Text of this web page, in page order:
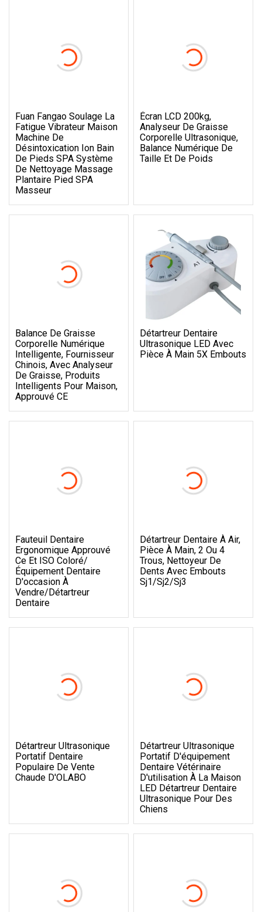
Fuan Fangao Soulage La
Fatigue Vibrateur Maison
Machine De
Désintoxication Ion Bain
De Pieds SPA Système
De Nettoyage Massage
Plantaire Pied SPA
Masseur
Écran LCD 200kg,
Analyseur De Graisse
Corporelle Ultrasonique,
Balance Numérique De
Taille Et De Poids
Balance De Graisse
Corporelle Numérique
Intelligente, Fournisseur
Chinois, Avec Analyseur
De Graisse, Produits
Intelligents Pour Maison,
Approuvé CE
Détartreur Dentaire
Ultrasonique LED Avec
Pièce À Main 5X Embouts
Fauteuil Dentaire
Ergonomique Approuvé
Ce Et ISO Coloré/
Équipement Dentaire
D'occasion À
Vendre/détartreur
Dentaire
Détartreur Dentaire À Air,
Pièce À Main, 2 Ou 4
Trous, Nettoyeur De
Dents Avec Embouts
Sj1/Sj2/Sj3
Détartreur Ultrasonique
Portatif Dentaire
Populaire De Vente
Chaude D'OLABO
Détartreur Ultrasonique
Portatif D'équipement
Dentaire Vétérinaire
D'utilisation À La Maison
LED Détartreur Dentaire
Ultrasonique Pour Des
Chiens